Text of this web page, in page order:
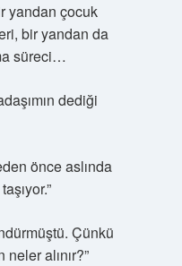
yandan çocuk
bir yandan da
süreci…
dediği
önce aslında
Çünkü
alınır?”